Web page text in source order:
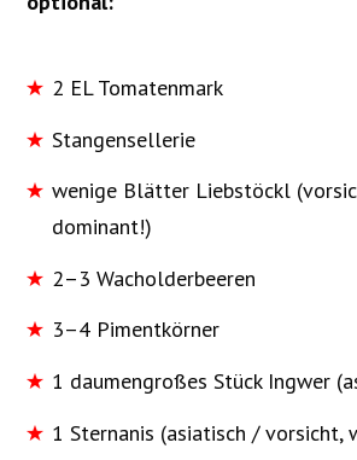
2 EL Tomatenmark
Stangensellerie
wenige Blätter Liebstöckl
dominant!)
2–3 Wacholderbeeren
3–4 Pimentkörner
1 daumengroßes Stück Ingwer
1 Sternanis (asiatisch / vorsicht,